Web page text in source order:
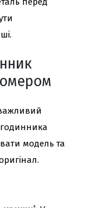
годинника
модель та